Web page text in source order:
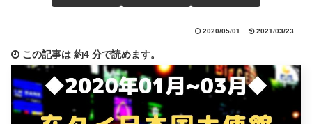
2020/05/01 2021/03/23
この記事は 約4 分で読めます。